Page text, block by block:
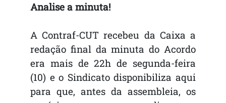
Analise a minuta!
A Contraf-CUT recebeu da Caixa a
redação final da minuta do Acordo
era mais de 22h de segunda-feira
(10) e o Sindicato disponibiliza aqui
para que, antes da assembleia, os